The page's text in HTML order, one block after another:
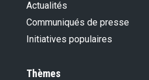
Actualités
Communiqués de presse
Initiatives populaires
Thèmes